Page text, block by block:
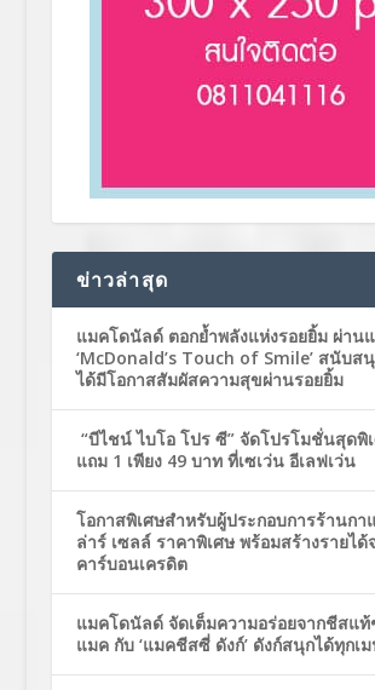
ข่าวล่าสุด
แมคโดนัลด์ ตอกย้ำพลังแห่งรอยยิ้ม ผ่าน
‘McDonald’s Touch of Smile’ สนับส
ได้มีโอกาสสัมผัสความสุขผ่านรอยยิ้ม
“บีไชน์ ไบโอ โปร ซี” จัดโปรโมชั่นสุดพิ
แถม 1 เพียง 49 บาท ที่เซเว่น อีเลฟเว่น
โอกาสพิเศษสำหรับผู้ประกอบการร้านก
ล่าร์ เซลล์ ราคาพิเศษ พร้อมสร้างรายได้
คาร์บอนเครดิต
แมคโดนัลด์ จัดเต็มความอร่อยจากชีสแท้
แมค กับ ‘แมคชีสซี่ ดังก์’ ดังก์สนุกได้ทุกเ